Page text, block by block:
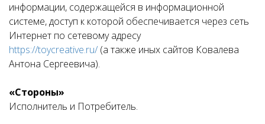
информации, содержащейся в информационной
системе, доступ к которой обеспечивается через сеть
Интернет по сетевому адресу
https://toycreative.ru/ (а также иных сайтов Ковалева
Антона Сергеевича).
«Стороны»
Исполнитель и Потребитель.